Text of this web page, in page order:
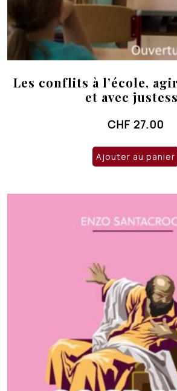
Les conflits à l’école,
et avec
CHF 27.00
Ajouter au panier